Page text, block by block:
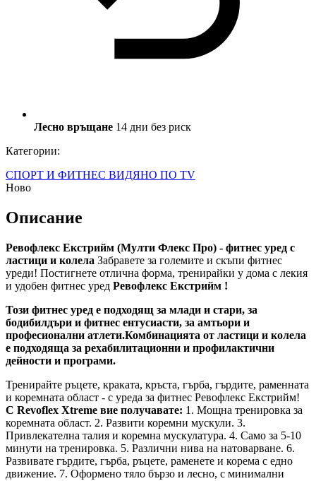
Лесно връщане 14 дни без риск
Категории:
СПОРТ И ФИТНЕС ВИДЯНО ПО TV
Ново
Описание
Ревофлекс Екстрийм (Мулти Флекс Про) - фитнес уред с
ластици и колела Забравете за големите и скъпи фитнес
уреди! Постигнете отлична форма, тренирайки у дома с лекия
и удобен фитнес уред Ревофлекс Екстрийм !
Този фитнес уред е подходящ за млади и стари, за
бодибилдъри и фитнес ентусиасти, за амтьори и
професионални атлети.Комбинацията от ластици и колела
е подходяща за рехабилитационни и профилактични
дейности и програми.
Тренирайте ръцете, краката, кръста, гърба, гърдите, раменната
и коремната област - с уреда за фитнес Ревофлекс Екстрийм!
С Revoflex Xtreme вие получавате: 1. Мощна тренировка за
коремната област. 2. Развити коремни мускули. 3.
Привлекателна талия и коремна мускулатура. 4. Само за 5-10
минути на тренировка. 5. Различни нива на натоварване. 6.
Развивате гърдите, гърба, ръцете, раменете и корема с едно
движение. 7. Оформено тяло бързо и лесно, с минимални